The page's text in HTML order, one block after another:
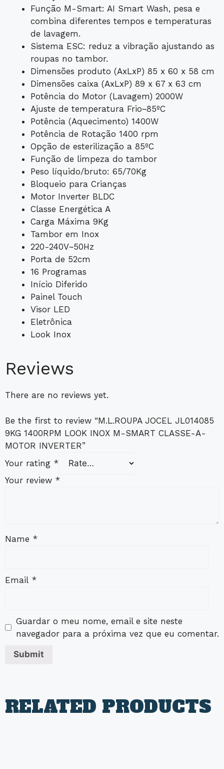
Função M-Smart: AI Smart Wash, pesa e
combina diferentes tempos e temperaturas
de lavagem.
Sistema ESC: reduz a vibração ajustando as
roupas no tambor.
Dimensões produto (AxLxP) 85 x 60 x 58 cm
Dimensões caixa (AxLxP) 89 x 67 x 63 cm
Potência do Motor (Lavagem) 2000W
Ajuste de temperatura Frio~85ºC
Potência (Aquecimento) 1400W
Potência de Rotação 1400 rpm
Opção de esterilização a 85ºC
Função de limpeza do tambor
Peso líquido/bruto: 65/70Kg
Bloqueio para Crianças
Motor Inverter BLDC
Classe Energética A
Carga Máxima 9Kg
Tambor em Inox
220-240V~50Hz
Porta de 52cm
16 Programas
Início Diferido
Painel Touch
Visor LED
Eletrônica
Look Inox
Reviews
There are no reviews yet.
Be the first to review “M.L.ROUPA JOCEL JL014085
9KG 1400RPM LOOK INOX M-SMART CLASSE-A-
MOTOR INVERTER”
Your rating *
Your review *
Name *
Email *
Guardar o meu nome, email e site neste
navegador para a próxima vez que eu comentar.
RELATED PRODUCTS